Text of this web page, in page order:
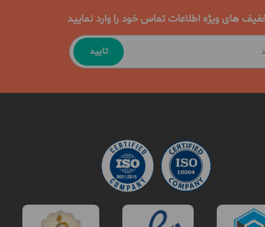
های ویژه اطلاعات تماس خود را وارد نمایید
تایید